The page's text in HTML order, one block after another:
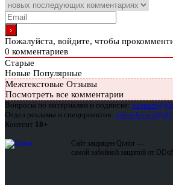
Пожалуйста, войдите, чтобы
0 комментариев
Старые
Новые Популярные
Межтекстовые Отзывы
Посмотреть все комментарии
Вопросы по материалам и подписке:
Отдел рекламы и спецпроектов:
Контент 18+
Сайт защищен Qrator —
самой забойной защитой от